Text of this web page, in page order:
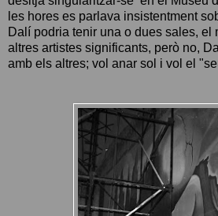
les hores es parlava insistentment
Dalí podria tenir una o dues sales, el
altres artistes significants, però no,
amb els altres; vol anar sol i vol el